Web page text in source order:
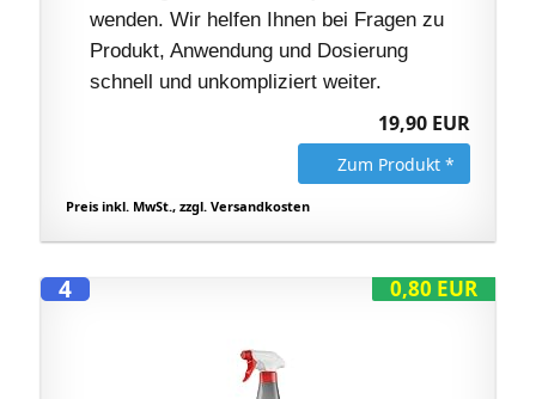
wenden. Wir helfen Ihnen bei Fragen zu
Produkt, Anwendung und Dosierung
schnell und unkompliziert weiter.
19,90 EUR
Zum Produkt *
Preis inkl. MwSt., zzgl. Versandkosten
0,80 EUR
4